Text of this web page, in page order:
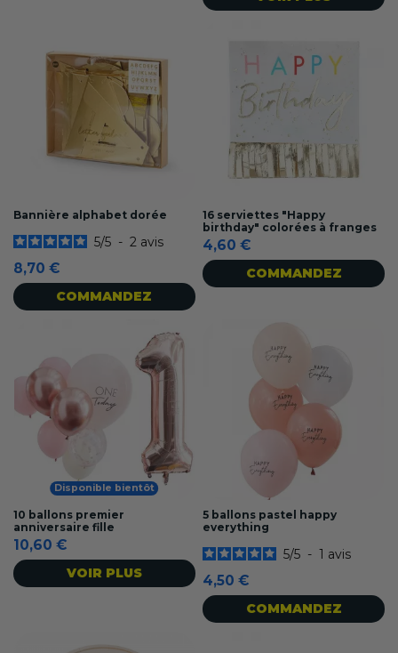
Bannière alphabet dorée
5/5 - 2 avis
8,70 €
COMMANDEZ
16 serviettes "Happy
birthday" colorées à franges
4,60 €
COMMANDEZ
Disponible bientôt
10 ballons premier
anniversaire fille
10,60 €
VOIR PLUS
5 ballons pastel happy
everything
5/5 - 1 avis
4,50 €
COMMANDEZ